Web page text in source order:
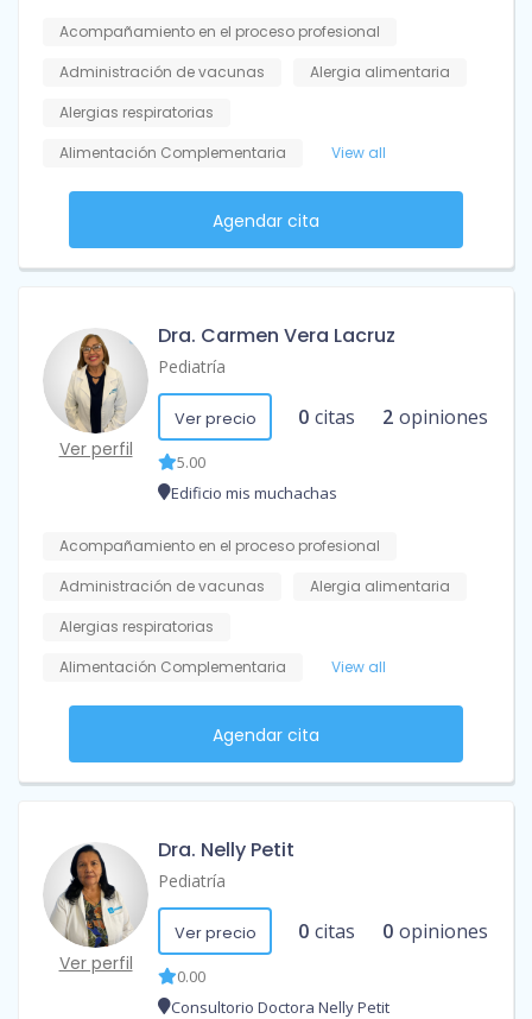
Acompañamiento en el proceso profesional
Administración de vacunas
Alergia alimentaria
Alergias respiratorias
Alimentación Complementaria
View all
Agendar cita
Ver perfil
Dra. Carmen Vera Lacruz
Pediatría
Ver precio 0 citas 2 opiniones
5.00
Edificio mis muchachas
Acompañamiento en el proceso profesional
Administración de vacunas
Alergia alimentaria
Alergias respiratorias
Alimentación Complementaria
View all
Agendar cita
Ver perfil
Dra. Nelly Petit
Pediatría
Ver precio 0 citas 0 opiniones
0.00
Consultorio Doctora Nelly Petit